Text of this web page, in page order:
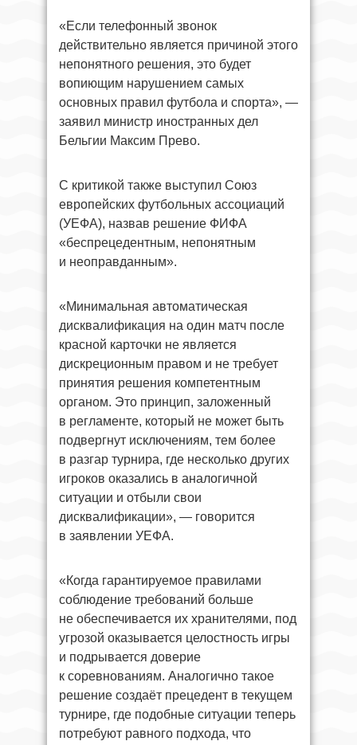
«Если телефонный звонок
действительно является причиной этого
непонятного решения, это будет
вопиющим нарушением самых
основных правил футбола и спорта», —
заявил министр иностранных дел
Бельгии Максим Прево.
С критикой также выступил Союз
европейских футбольных ассоциаций
(УЕФА), назвав решение ФИФА
«беспрецедентным, непонятным
и неоправданным».
«Минимальная автоматическая
дисквалификация на один матч после
красной карточки не является
дискреционным правом и не требует
принятия решения компетентным
органом. Это принцип, заложенный
в регламенте, который не может быть
подвергнут исключениям, тем более
в разгар турнира, где несколько других
игроков оказались в аналогичной
ситуации и отбыли свои
дисквалификации», — говорится
в заявлении УЕФА.
«Когда гарантируемое правилами
соблюдение требований больше
не обеспечивается их хранителями, под
угрозой оказывается целостность игры
и подрывается доверие
к соревнованиям. Аналогично такое
решение создаёт прецедент в текущем
турнире, где подобные ситуации теперь
потребуют равного подхода, что